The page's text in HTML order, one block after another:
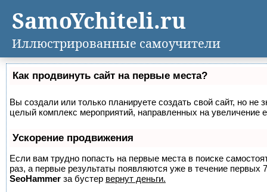
Как продвинуть сайт на первые места?
Вы создали или только планируете создать свой сайт, но не
целый комплекс мероприятий, направленных на увеличение
Ускорение продвижения
Если вам трудно попасть на первые места в поиске
раз, а первые результаты появляются уже в течение первых
SeoHammer за бустер вернут деньги.
SamoYchiteli.ru
Иллюстрированные самоучители